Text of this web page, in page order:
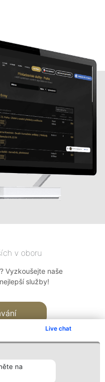
Live chat
na
v oboru
Vyzkoušejte naše
služby!